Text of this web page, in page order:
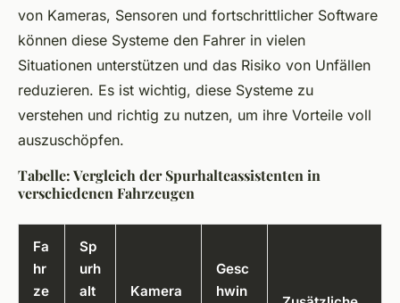
von Kameras, Sensoren und fortschrittlicher Software
können diese Systeme den Fahrer in vielen
Situationen unterstützen und das Risiko von Unfällen
reduzieren. Es ist wichtig, diese Systeme zu
verstehen und richtig zu nutzen, um ihre Vorteile voll
auszuschöpfen.
Tabelle: Vergleich der Spurhalteassistenten in
verschiedenen Fahrzeugen
Fa
hr
ze
Sp
urh
alt
Kamera
Gesc
hwin